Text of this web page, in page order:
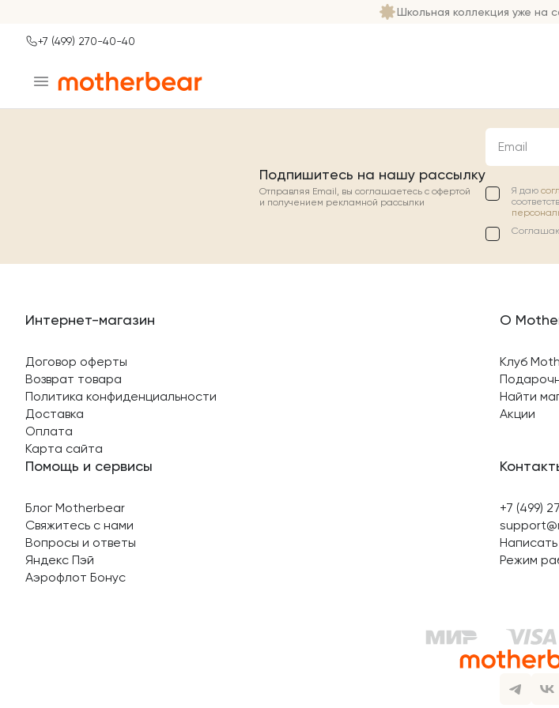
Школьная коллекция уже на
Ваш город
+7 (499) 270-40-40
Подпишитесь на нашу рассылку
Отправляя Email, вы соглашаетесь с офертой
и получением рекламной рассылки
Email
Я даю
Интернет-магазин
Договор оферты
Возврат товара
Политика конфиденциальности
Доставка
Оплата
Карта сайта
О
Клуб
Найти
Акции
Помощь и сервисы
Блог Motherbear
Свяжитесь с нами
Вопросы и ответы
Яндекс Пэй
Аэрофлот Бонус
+7 (499)
Написать
Режим